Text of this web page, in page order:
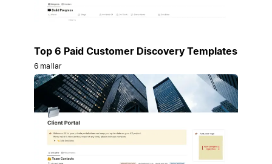
Top 6 Paid Customer Discovery Templates
6 mallar